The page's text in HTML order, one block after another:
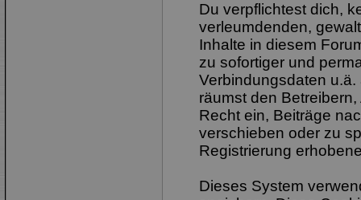
Du verpflichtest dich,
verleumdenden,
Inhalte in diesem
zu sofortiger und
Verbindungsdaten
räumst den
Recht ein, Beiträge
verschieben oder zu
Registrierung
Dieses System